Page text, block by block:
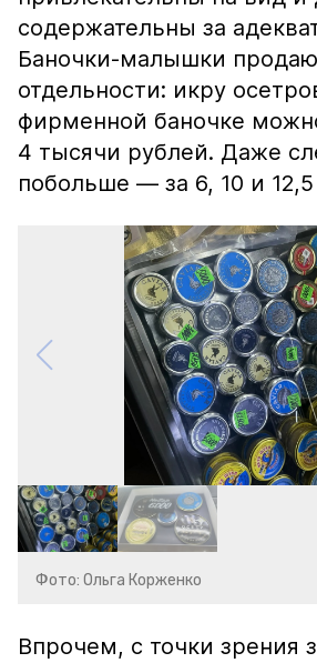
содержательны за
Баночки-малышки
отдельности: икру
фирменной баночке
4 тысячи рублей. Даже
побольше — за 6, 10 и
Фото: Ольга Корженко
Впрочем, с точки зрения